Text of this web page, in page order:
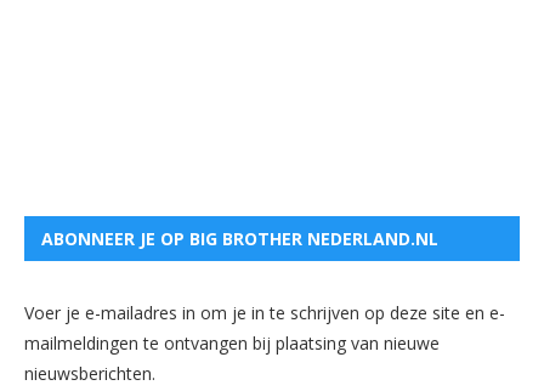
ABONNEER JE OP BIG BROTHER NEDERLAND.NL
Voer je e-mailadres in om je in te schrijven op deze site en e-
mailmeldingen te ontvangen bij plaatsing van nieuwe
nieuwsberichten.